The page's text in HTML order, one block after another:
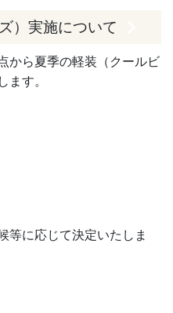
）実施について
から夏季の軽装（クールビ
ます。
等に応じて決定いたしま